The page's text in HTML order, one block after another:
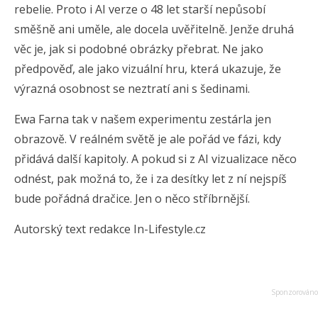
rebelie. Proto i AI verze o 48 let starší nepůsobí
směšně ani uměle, ale docela uvěřitelně. Jenže druhá
věc je, jak si podobné obrázky přebrat. Ne jako
předpověď, ale jako vizuální hru, která ukazuje, že
výrazná osobnost se neztratí ani s šedinami.
Ewa Farna tak v našem experimentu zestárla jen
obrazově. V reálném světě je ale pořád ve fázi, kdy
přidává další kapitoly. A pokud si z AI vizualizace něco
odnést, pak možná to, že i za desítky let z ní nejspíš
bude pořádná dračice. Jen o něco stříbrnější.
Autorský text redakce In-Lifestyle.cz